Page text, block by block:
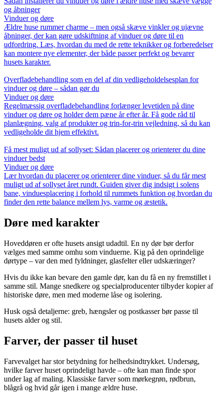
og åbninger
Vinduer og døre
Ældre huse rummer charme – men også skæve vinkler og ujævne
åbninger, der kan gøre udskiftning af vinduer og døre til en
udfordring. Læs, hvordan du med de rette teknikker og forberedelser
kan montere nye elementer, der både passer perfekt og bevarer
husets karakter.
Overfladebehandling som en del af din vedligeholdelsesplan for
vinduer og døre – sådan gør du
Vinduer og døre
Regelmæssig overfladebehandling forlænger levetiden på dine
vinduer og døre og holder dem pæne år efter år. Få gode råd til
planlægning, valg af produkter og trin-for-trin vejledning, så du kan
vedligeholde dit hjem effektivt.
Få mest muligt ud af sollyset: Sådan placerer og orienterer du dine
vinduer bedst
Vinduer og døre
Lær hvordan du placerer og orienterer dine vinduer, så du får mest
muligt ud af sollyset året rundt. Guiden giver dig indsigt i solens
bane, vinduesplacering i forhold til rummets funktion og hvordan du
finder den rette balance mellem lys, varme og æstetik.
Døre med karakter
Hoveddøren er ofte husets ansigt udadtil. En ny dør bør derfor
vælges med samme omhu som vinduerne. Kig på den oprindelige
dørtype – var den med fyldninger, glasfelter eller udskæringer?
Hvis du ikke kan bevare den gamle dør, kan du få en ny fremstillet i
samme stil. Mange snedkere og specialproducenter tilbyder kopier af
historiske døre, men med moderne låse og isolering.
Husk også detaljerne: greb, hængsler og postkasser bør passe til
husets alder og stil.
Farver, der passer til huset
Farvevalget har stor betydning for helhedsindtrykket. Undersøg,
hvilke farver huset oprindeligt havde – ofte kan man finde spor
under lag af maling. Klassiske farver som mørkegrøn, rødbrun,
blågrå og hvid går igen i mange ældre huse.